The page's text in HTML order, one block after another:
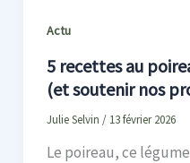
Actu
5 recettes au
(et soutenir nos
Julie Selvin / 13 février 2026
Le poireau, ce